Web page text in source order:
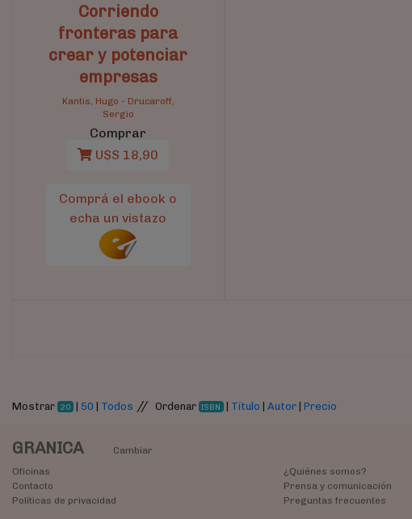
Corriendo
fronteras para
crear y potenciar
empresas
Kantis, Hugo - Drucaroff,
Sergio
Comprar
U$S 18,90
Comprá el ebook o
echa un vistazo
Mostrar 20 | 50 | Todos // Ordenar ISBN | Título |Autor |Precio
GRANICA
Cambiar
Oficinas
Contacto
Políticas de privacidad
¿Quiénes somos?
Prensa y comunicación
Preguntas frecuentes